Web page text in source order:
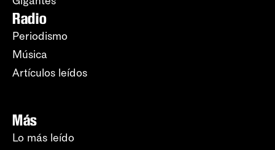
Radio
Periodismo
Música
Artículos leídos
Más
Lo más leído